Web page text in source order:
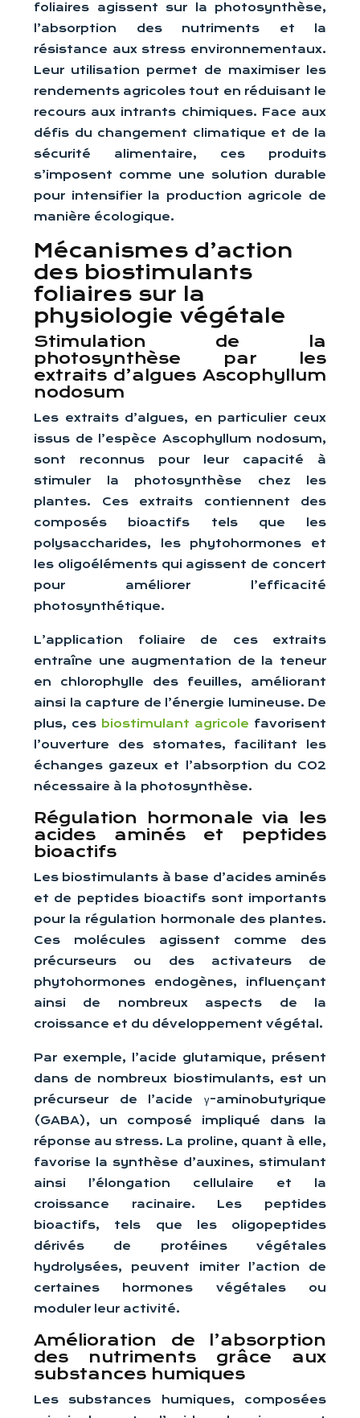
foliaires agissent sur la photosynthèse,
l’absorption des nutriments et la
résistance aux stress environnementaux.
Leur utilisation permet de maximiser les
rendements agricoles tout en réduisant le
recours aux intrants chimiques. Face aux
défis du changement climatique et de la
sécurité alimentaire, ces produits
s’imposent comme une solution durable
pour intensifier la production agricole de
manière écologique.
Mécanismes d’action
des biostimulants
foliaires sur la
physiologie végétale
Stimulation de la
photosynthèse par les
extraits d’algues Ascophyllum
nodosum
Les extraits d’algues, en particulier ceux
issus de l’espèce Ascophyllum nodosum,
sont reconnus pour leur capacité à
stimuler la photosynthèse chez les
plantes. Ces extraits contiennent des
composés bioactifs tels que les
polysaccharides, les phytohormones et
les oligoéléments qui agissent de concert
pour améliorer l’efficacité
photosynthétique.
L’application foliaire de ces extraits
entraîne une augmentation de la teneur
en chlorophylle des feuilles, améliorant
ainsi la capture de l’énergie lumineuse. De
plus, ces biostimulant agricole favorisent
l’ouverture des stomates, facilitant les
échanges gazeux et l’absorption du CO2
nécessaire à la photosynthèse.
Régulation hormonale via les
acides aminés et peptides
bioactifs
Les biostimulants à base d’acides aminés
et de peptides bioactifs sont importants
pour la régulation hormonale des plantes.
Ces molécules agissent comme des
précurseurs ou des activateurs de
phytohormones endogènes, influençant
ainsi de nombreux aspects de la
croissance et du développement végétal.
Par exemple, l’acide glutamique, présent
dans de nombreux biostimulants, est un
précurseur de l’acide γ-aminobutyrique
(GABA), un composé impliqué dans la
réponse au stress. La proline, quant à elle,
favorise la synthèse d’auxines, stimulant
ainsi l’élongation cellulaire et la
croissance racinaire. Les peptides
bioactifs, tels que les oligopeptides
dérivés de protéines végétales
hydrolysées, peuvent imiter l’action de
certaines hormones végétales ou
moduler leur activité.
Amélioration de l’absorption
des nutriments grâce aux
substances humiques
Les substances humiques, composées